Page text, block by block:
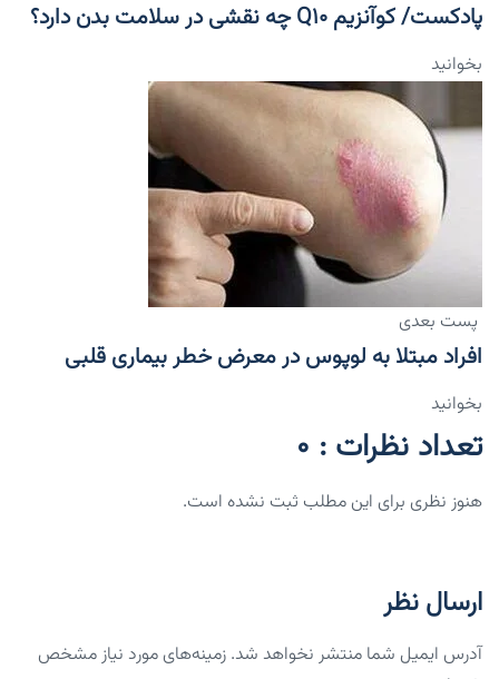
پادکست/ کوآنزیم Q۱۰ چه نقشی در سلامت بدن دارد؟
بخوانید
پست بعدی
افراد مبتلا به لوپوس در معرض خطر بیماری قلبی
بخوانید
تعداد نظرات : 0
هنوز نظری برای این مطلب ثبت نشده است.
ارسال نظر
آدرس ایمیل شما منتشر نخواهد شد. زمینه‌های مورد نیاز مشخص